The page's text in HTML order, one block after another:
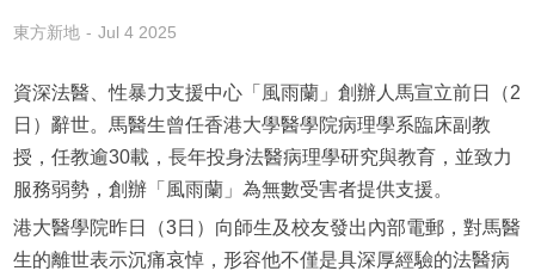
東方新地 Jul 4 2025
資深法醫、性暴力支援中心「風雨蘭」創辦人馬宣立前日（2
日）辭世。馬醫生曾任香港大學醫學院病理學系臨床副教
授，任教逾30載，長年投身法醫病理學研究與教育，並致力
服務弱勢，創辦「風雨蘭」為無數受害者提供支援。
港大醫學院昨日（3日）向師生及校友發出內部電郵，對馬醫
生的離世表示沉痛哀悼，形容他不僅是具深厚經驗的法醫病